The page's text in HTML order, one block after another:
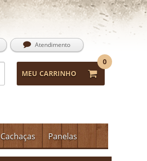
Atendimento
MEU CARRINHO
0
Cachaças Panelas